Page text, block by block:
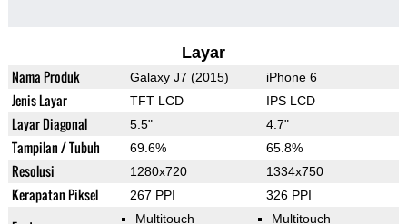
Layar
Nama Produk Galaxy J7 (2015) iPhone 6
Jenis Layar TFT LCD IPS LCD
Layar Diagonal 5.5" 4.7"
Tampilan / Tubuh 69.6% 65.8%
Resolusi 1280x720 1334x750
Kerapatan Piksel 267 PPI 326 PPI
Multitouch Multitouch